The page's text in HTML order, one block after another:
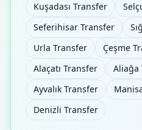
Kuşadası Transfer
Seferihisar Transfer
Urla Transfer
Çeşme
Alaçatı Transfer
Aliağa
Ayvalık Transfer
Denizli Transfer